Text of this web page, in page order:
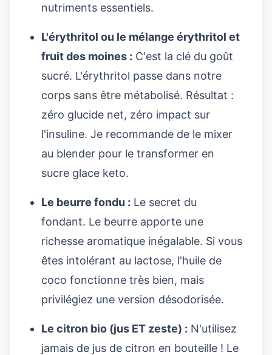
nutriments essentiels.
L'érythritol ou le mélange érythritol et
fruit des moines : C'est la clé du goût
sucré. L'érythritol passe dans notre
corps sans être métabolisé. Résultat :
zéro glucide net, zéro impact sur
l'insuline. Je recommande de le mixer
au blender pour le transformer en
sucre glace keto.
Le beurre fondu : Le secret du
fondant. Le beurre apporte une
richesse aromatique inégalable. Si vous
êtes intolérant au lactose, l'huile de
coco fonctionne très bien, mais
privilégiez une version désodorisée.
Le citron bio (jus ET zeste) : N'utilisez
jamais de jus de citron en bouteille ! Le